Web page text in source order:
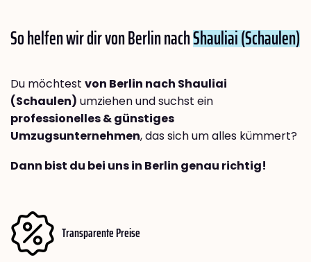
So helfen wir dir von Berlin nachShauliai (Schaulen)
Du möchtest von Berlin nach Shauliai
(Schaulen) umziehen und suchst ein
professionelles & günstiges
Umzugsunternehmen, das sich um alles kümmert?
Dann bist du bei uns in Berlin genau richtig!
Transparente Preise